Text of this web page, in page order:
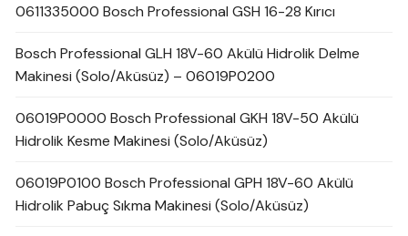
0611335000 Bosch Professional GSH 16-28 Kırıcı
Bosch Professional GLH 18V-60 Akülü Hidrolik Delme
Makinesi (Solo/Aküsüz) – 06019P0200
06019P0000 Bosch Professional GKH 18V-50 Akülü
Hidrolik Kesme Makinesi (Solo/Aküsüz)
06019P0100 Bosch Professional GPH 18V-60 Akülü
Hidrolik Pabuç Sıkma Makinesi (Solo/Aküsüz)